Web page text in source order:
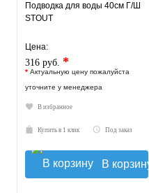
Подводка для воды 40см Г/Ш
STOUT
Цена:
316 руб. *
* Актуальную цену пожалуйста
уточните у менеджера
В избранное
Купить в 1 клик Под заказ
В корзину